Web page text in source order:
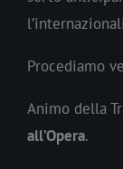
Procediamo
Animo della
all’Opera.